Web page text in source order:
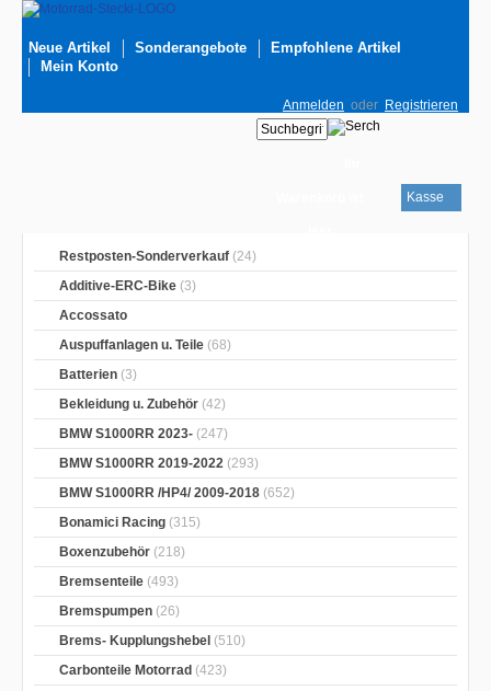
Neue Artikel Sonderangebote
Empfohlene Artikel
Mein Konto
Anmelden oder Registrieren
Kasse
Restposten-Sonderverkauf (24)
Additive-ERC-Bike (3)
Accossato
Auspuffanlagen u. Teile (68)
Batterien (3)
Bekleidung u. Zubehör (42)
BMW S1000RR 2023- (247)
BMW S1000RR 2019-2022 (293)
BMW S1000RR /HP4/ 2009-2018 (652)
Bonamici Racing (315)
Boxenzubehör (218)
Bremsenteile (493)
Bremspumpen (26)
Brems- Kupplungshebel (510)
Carbonteile Motorrad (423)